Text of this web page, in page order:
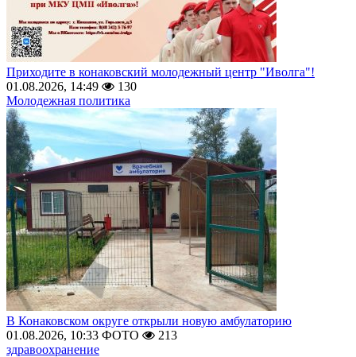
Приходите в конаковский молодежный центр "Иволга"!
01.08.2026, 14:49
130
Молодежная политика
В Конаковском округе открыли новую амбулаторию
01.08.2026, 10:33 ФОТО
213
здравоохранение